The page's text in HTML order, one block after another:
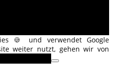
🍪 und verwendet Google
weiter nutzt, gehen wir von